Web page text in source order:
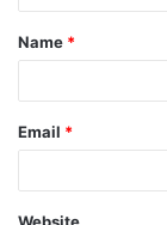
t
*
Name *
Email *